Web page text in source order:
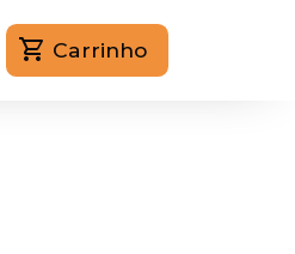
Carrinho